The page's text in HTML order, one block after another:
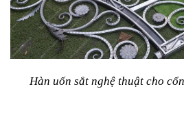
Hàn uốn sắt nghệ thuật cho